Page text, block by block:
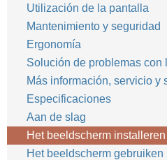
Utilización de la pantalla
Mantenimiento y seguridad
Ergonomía
Solución de problemas con
Más información, servicio y
Especificaciones
Aan de slag
Het beeldscherm installeren
Het beeldscherm gebruiken